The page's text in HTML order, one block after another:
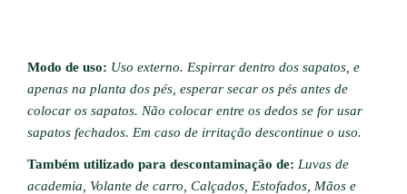
Modo de uso: Uso externo. Espirrar dentro dos sapatos, e
apenas na planta dos pés, esperar secar os pés antes de
colocar os sapatos. Não colocar entre os dedos se for usar
sapatos fechados. Em caso de irritação descontinue o uso.
Também utilizado para descontaminação de: Luvas de
academia, Volante de carro, Calçados, Estofados, Mãos e